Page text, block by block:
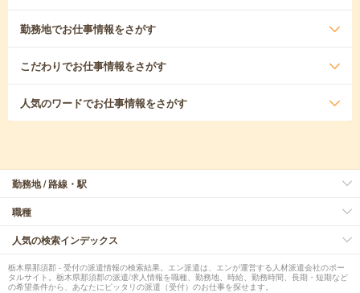
勤務地でお仕事情報をさがす
こだわりでお仕事情報をさがす
人気のワードでお仕事情報をさがす
勤務地 / 路線・駅
職種
人気の検索インデックス
栃木県那須郡 - 受付の派遣情報の検索結果。エン派遣は、エンが運営する人材派遣会社のポー
タルサイト。栃木県那須郡の派遣/求人情報を職種、勤務地、時給、勤務時間、長期・短期など
の希望条件から、あなたにピッタリの派遣（受付）のお仕事を探せます。